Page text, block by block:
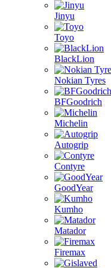
Jinyu
Toyo
BlackLion
Nokian Tyres
BFGoodrich
Michelin
Autogrip
Contyre
GoodYear
Kumho
Matador
Firemax